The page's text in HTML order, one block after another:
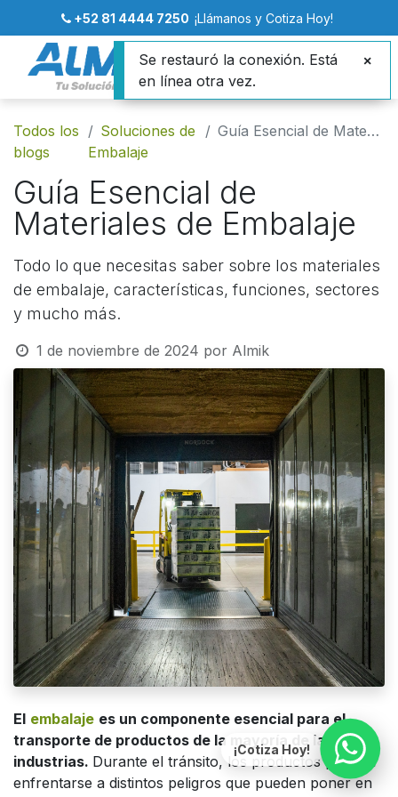
+52 81 4444 7250 ¡Llámanos y Cotiza Hoy!
Todos los
blogs
Soluciones de
Embalaje
Guía Esencial de Materiales de Embalaje
Guía Esencial de
Materiales de Embalaje
Todo lo que necesitas saber sobre los materiales
de embalaje, características, funciones, sectores
y mucho más.
1 de noviembre de 2024 por Almik
El embalaje es un componente esencial para el
transporte de productos de la mayoría de las
industrias. Durante el tránsito, los productos pueden
enfrentarse a distintos peligros que pueden poner en
¡Cotiza Hoy!
Se restauró la conexión. Está
en línea otra vez.